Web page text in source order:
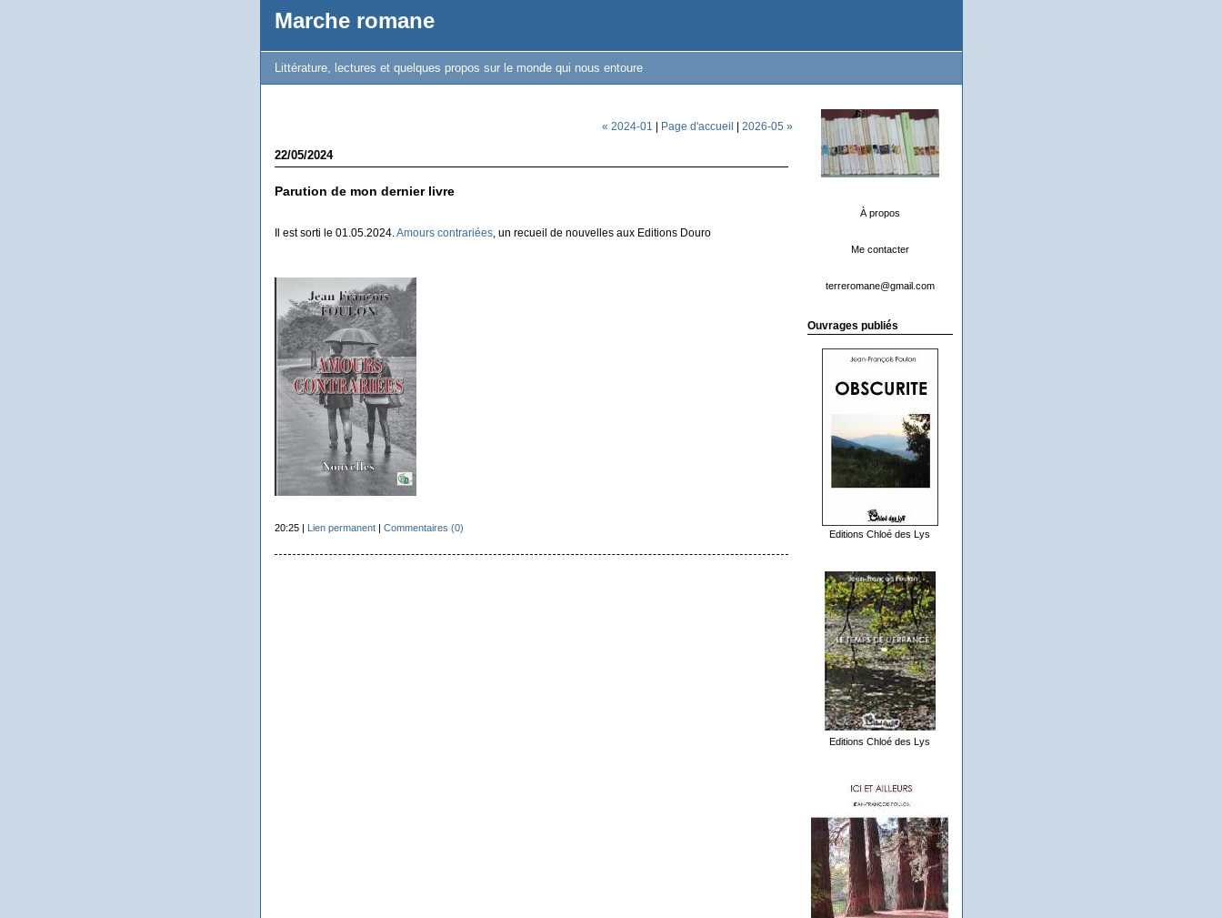
Marche romane
Littérature, lectures et quelques propos sur le monde qui nous entoure
À propos
Me contacter
terreromane@gmail.com
Ouvrages publiés
Editions Chloé des Lys
Editions Chloé des Lys
« 2024-01 | Page d'accueil | 2026-05 »
22/05/2024
Parution de mon dernier livre
Il est sorti le 01.05.2024. Amours contrariées, un recueil de nouvelles aux Editions Douro
20:25 | Lien permanent| Commentaires (0)